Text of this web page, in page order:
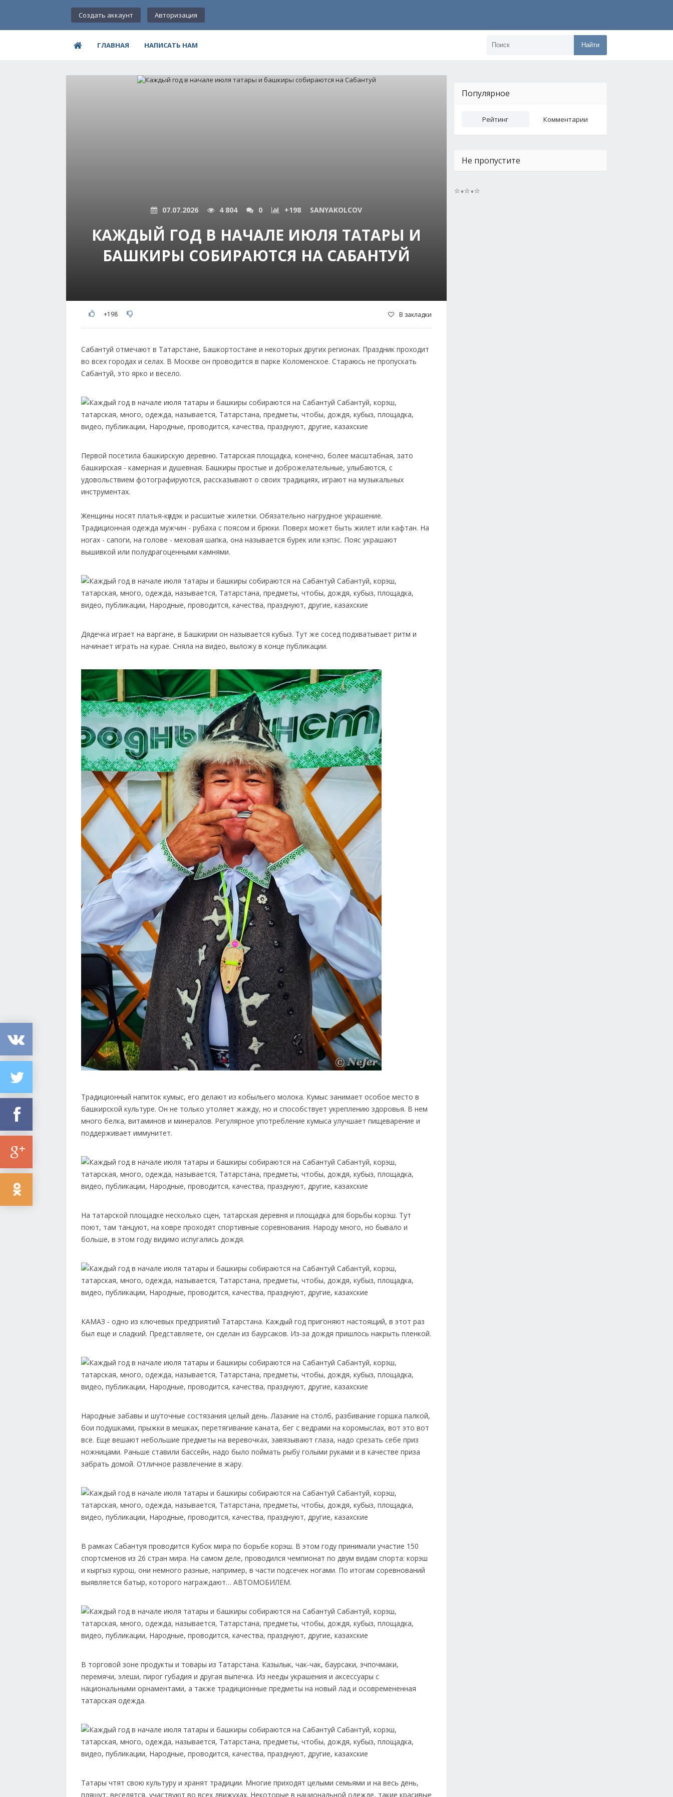
Создать аккаунт Авторизация
ГЛАВНАЯ НАПИСАТЬ НАМ Найти
07.07.2026 4 804 0 +198 SANYAKOLCOV
КАЖДЫЙ ГОД В НАЧАЛЕ ИЮЛЯ ТАТАРЫ И
БАШКИРЫ СОБИРАЮТСЯ НА САБАНТУЙ
+198 В закладки
Сабантуй отмечают в Татарстане, Башкортостане и некоторых других регионах. Праздник проходит
во всех городах и селах. В Москве он проводится в парке Коломенское. Стараюсь не пропускать
Сабантуй, это ярко и весело.
Первой посетила башкирскую деревню. Татарская площадка, конечно, более масштабная, зато
башкирская - камерная и душевная. Башкиры простые и доброжелательные, улыбаются, с
удовольствием фотографируются, рассказывают о своих традициях, играют на музыкальных
инструментах.
Женщины носят платья-күлдэк и расшитые жилетки. Обязательно нагрудное украшение.
Традиционная одежда мужчин - рубаха с поясом и брюки. Поверх может быть жилет или кафтан. На
ногах - сапоги, на голове - меховая шапка, она называется бурек или кэпэс. Пояс украшают
вышивкой или полудрагоценными камнями.
Дядечка играет на варгане, в Башкирии он называется кубыз. Тут же сосед подхватывает ритм и
начинает играть на курае. Сняла на видео, выложу в конце публикации.
Традиционный напиток кумыс, его делают из кобыльего молока. Кумыс занимает особое место в
башкирской культуре. Он не только утоляет жажду, но и способствует укреплению здоровья. В нем
много белка, витаминов и минералов. Регулярное употребление кумыса улучшает пищеварение и
поддерживает иммунитет.
На татарской площадке несколько сцен, татарская деревня и площадка для борьбы корэш. Тут
поют, там танцуют, на ковре проходят спортивные соревнования. Народу много, но бывало и
больше, в этом году видимо испугались дождя.
КАМАЗ - одно из ключевых предприятий Татарстана. Каждый год пригоняют настоящий, в этот раз
был еще и сладкий. Представляете, он сделан из баурсаков. Из-за дождя пришлось накрыть пленкой.
Народные забавы и шуточные состязания целый день. Лазание на столб, разбивание горшка палкой,
бои подушками, прыжки в мешках, перетягивание каната, бег с ведрами на коромыслах, вот это вот
все. Еще вешают небольшие предметы на веревочках, завязывают глаза, надо срезать себе приз
ножницами. Раньше ставили бассейн, надо было поймать рыбу голыми руками и в качестве приза
забрать домой. Отличное развлечение в жару.
В рамках Сабантуя проводится Кубок мира по борьбе корэш. В этом году принимали участие 150
спортсменов из 26 стран мира. На самом деле, проводился чемпионат по двум видам спорта: корэш
и кыргыз курош, они немного разные, например, в части подсечек ногами. По итогам соревнований
выявляется батыр, которого награждают… АВТОМОБИЛЕМ.
В торговой зоне продукты и товары из Татарстана. Казылык, чак-чак, баурсаки, эчпочмаки,
перемячи, элеши, пирог губадия и другая выпечка. Из нееды украшения и аксессуары с
национальными орнаментами, а также традиционные предметы на новый лад и осовремененная
татарская одежда.
Татары чтят свою культуру и хранят традиции. Многие приходят целыми семьями и на весь день,
пляшут, веселятся, участвуют во всех движухах. Некоторые в национальной одежде, такие красивые
Популярное
Рейтинг Комментарии
Не пропустите
☆∘☆∘☆